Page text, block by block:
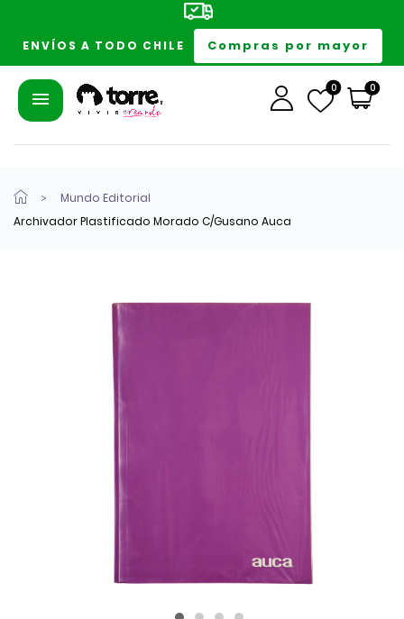
ENVÍOS A TODO CHILE Compras por mayor
0 0
Mundo Editorial
Archivador Plastificado Morado C/Gusano Auca